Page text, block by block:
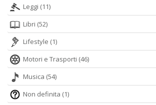
Leggi (11)
Libri (52)
Lifestyle (1)
Motori e Trasporti (46)
Musica (54)
Non definita (1)